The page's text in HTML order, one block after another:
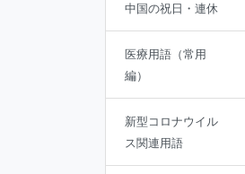
中国の祝日・連休
医療用語（常用
編）
新型コロナウイル
ス関連用語